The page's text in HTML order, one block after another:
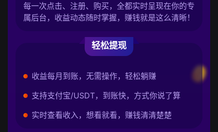
每一次点击、注册、购买，全都实时呈现在你的专
属后台，收益动态随时掌握，赚钱就是这么清晰！
轻松提现
收益每月到账，无需操作，轻松躺赚
支持支付宝/USDT，到账快，方式你说了算
实时查看收入，想看就看，赚钱清清楚楚